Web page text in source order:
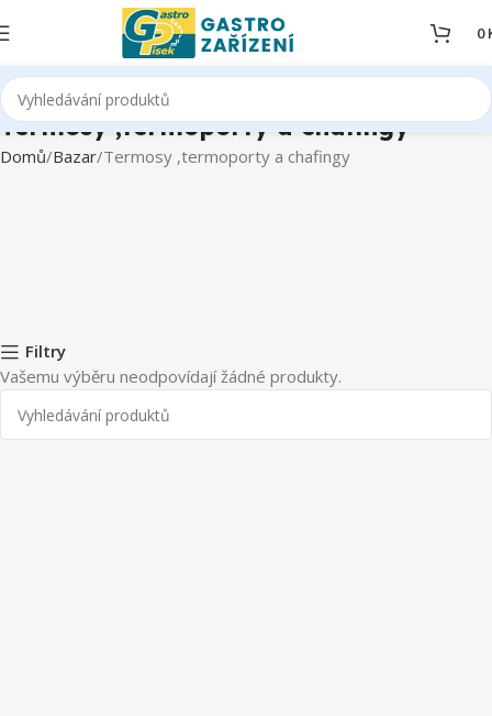
0
Termosy ,termoporty a chafingy
Domů Bazar Termosy ,termoporty a chafingy
Filtry
Vašemu výběru neodpovídají žádné produkty.